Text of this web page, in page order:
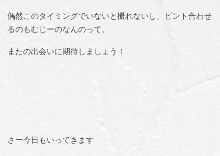
偶然このタイミングでいないと撮れないし、ピント合わせ
るのもむじーのなんのって。
またの出会いに期待しましょう！
さー今日もいってきます